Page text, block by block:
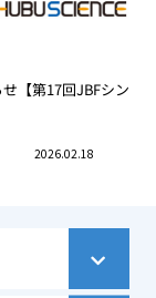
【第17回JBFシン
2026.02.18